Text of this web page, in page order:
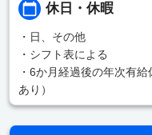
休日・休暇
・日、その他
・シフト表による
・6か月経過後の年次有
あり）